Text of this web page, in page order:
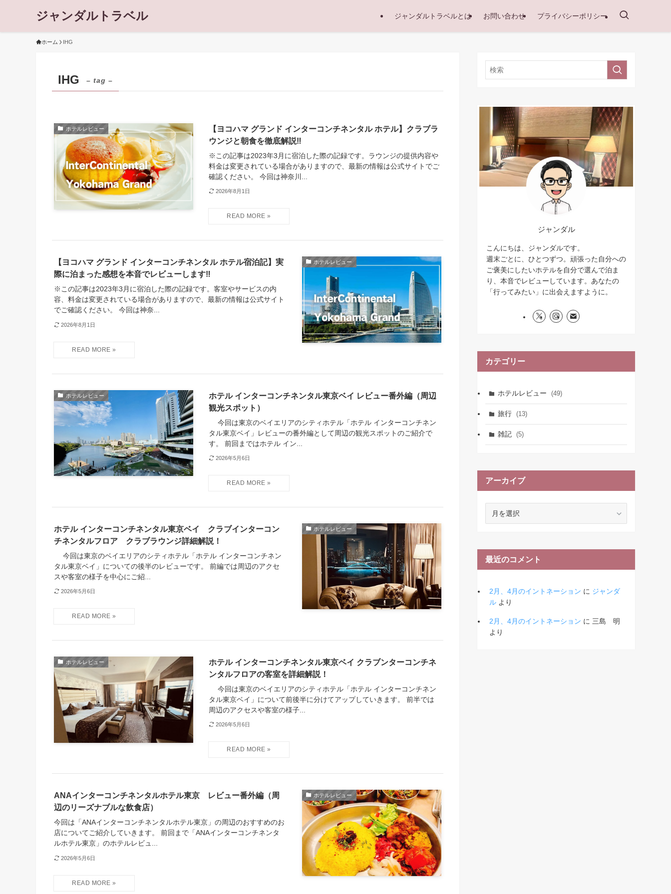
ジャンダルトラベル ジャンダルトラベルとは お問い合わせ プライバシーポリシー
ホーム IHG
IHG – tag –
ホテルレビュー
【ヨコハマ グランド インターコンチネンタル ホテル】クラブラ
ウンジと朝食を徹底解説‼
※この記事は2023年3月に宿泊した際の記録です。ラウンジの提供内容や
料金は変更されている場合がありますので、最新の情報は公式サイトでご
確認ください。 今回は神奈川...
2026年8月1日
ホテルレビュー
【ヨコハマ グランド インターコンチネンタル ホテル宿泊記】実
際に泊まった感想を本音でレビューします‼︎
※この記事は2023年3月に宿泊した際の記録です。客室やサービスの内
容、料金は変更されている場合がありますので、最新の情報は公式サイト
でご確認ください。 今回は神奈...
2026年8月1日
ホテルレビュー
ホテル インターコンチネンタル東京ベイ レビュー番外編（周辺
観光スポット）
今回は東京のベイエリアのシティホテル「ホテル インターコンチネン
タル東京ベイ」レビューの番外編として周辺の観光スポットのご紹介で
す。 前回まではホテル イン...
2026年5月6日
ホテルレビュー
ホテル インターコンチネンタル東京ベイ クラブインターコン
チネンタルフロア クラブラウンジ詳細解説！
今回は東京のベイエリアのシティホテル「ホテル インターコンチネン
タル東京ベイ」についての後半のレビューです。 前編では周辺のアクセ
スや客室の様子を中心にご紹...
2026年5月6日
ホテルレビュー
ホテル インターコンチネンタル東京ベイ クラブンターコンチネ
ンタルフロアの客室を詳細解説！
今回は東京のベイエリアのシティホテル「ホテル インターコンチネン
タル東京ベイ」について前後半に分けてアップしていきます。 前半では
周辺のアクセスや客室の様子...
2026年5月6日
ホテルレビュー
ANAインターコンチネンタルホテル東京 レビュー番外編（周
辺のリーズナブルな飲食店）
今回は「ANAインターコンチネンタルホテル東京」の周辺のおすすめのお
店についてご紹介していきます。 前回まで「ANAインターコンチネンタ
ルホテル東京」のホテルレビュ...
2026年5月6日
ジャンダル
こんにちは、ジャンダルです。
週末ごとに、ひとつずつ。頑張った自分への
ご褒美にしたいホテルを自分で選んで泊ま
り、本音でレビューしています。あなたの
「行ってみたい」に出会えますように。
カテゴリー
ホテルレビュー (49)
旅行 (13)
雑記 (5)
アーカイブ
ブ
最近のコメント
2月、4月のイントネーション に ジャンダ
ル より
2月、4月のイントネーション に 三島 明
より